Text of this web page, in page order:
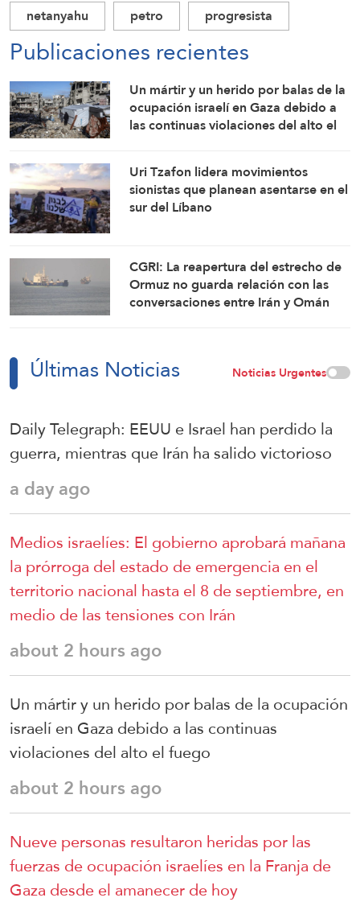
netanyahu petro progresista
Publicaciones recientes
Un mártir y un herido por balas de la
ocupación israelí en Gaza debido a
las continuas violaciones del alto el
Uri Tzafon lidera movimientos
sionistas que planean asentarse en el
sur del Líbano
CGRI: La reapertura del estrecho de
Ormuz no guarda relación con las
conversaciones entre Irán y Omán
Últimas Noticias Noticias Urgentes
Daily Telegraph: EEUU e Israel han perdido la
guerra, mientras que Irán ha salido victorioso
a day ago
Medios israelíes: El gobierno aprobará mañana
la prórroga del estado de emergencia en el
territorio nacional hasta el 8 de septiembre, en
medio de las tensiones con Irán
about 2 hours ago
Un mártir y un herido por balas de la ocupación
israelí en Gaza debido a las continuas
violaciones del alto el fuego
about 2 hours ago
Nueve personas resultaron heridas por las
fuerzas de ocupación israelíes en la Franja de
Gaza desde el amanecer de hoy